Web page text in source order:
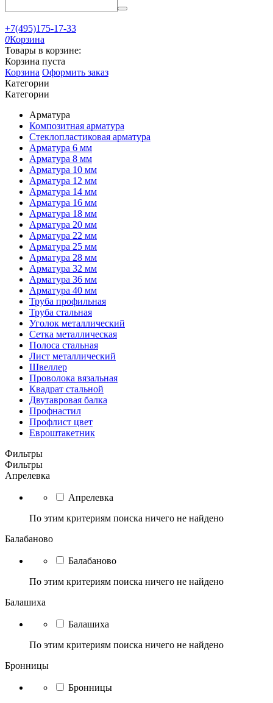
+7(495)175-17-33
0Корзина
Товары в корзине:
Корзина пуста
Корзина Оформить заказ
Категории
Категории
Арматура
Композитная арматура
Стеклопластиковая арматура
Арматура 6 мм
Арматура 8 мм
Арматура 10 мм
Арматура 12 мм
Арматура 14 мм
Арматура 16 мм
Арматура 18 мм
Арматура 20 мм
Арматура 22 мм
Арматура 25 мм
Арматура 28 мм
Арматура 32 мм
Арматура 36 мм
Арматура 40 мм
Труба профильная
Труба стальная
Уголок металлический
Сетка металлическая
Полоса стальная
Лист металлический
Швеллер
Проволока вязальная
Квадрат стальной
Двутавровая балка
Профнастил
Профлист цвет
Евроштакетник
Фильтры
Фильтры
Апрелевка
Апрелевка
По этим критериям поиска ничего не найдено
Балабаново
Балабаново
По этим критериям поиска ничего не найдено
Балашиха
Балашиха
По этим критериям поиска ничего не найдено
Бронницы
Бронницы